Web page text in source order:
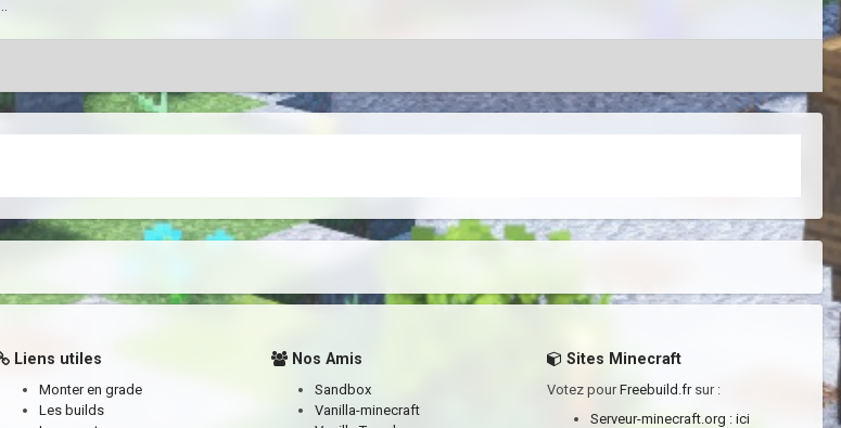
Liens utiles
Monter en grade
Les builds
Nos Amis
Sandbox
Vanilla-minecraft
Sites Minecraft
Votez pourFreebuild.frsur :
Serveur-minecraft.org : ici